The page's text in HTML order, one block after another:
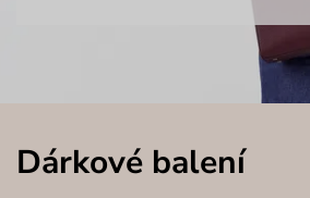
Dárkové balení